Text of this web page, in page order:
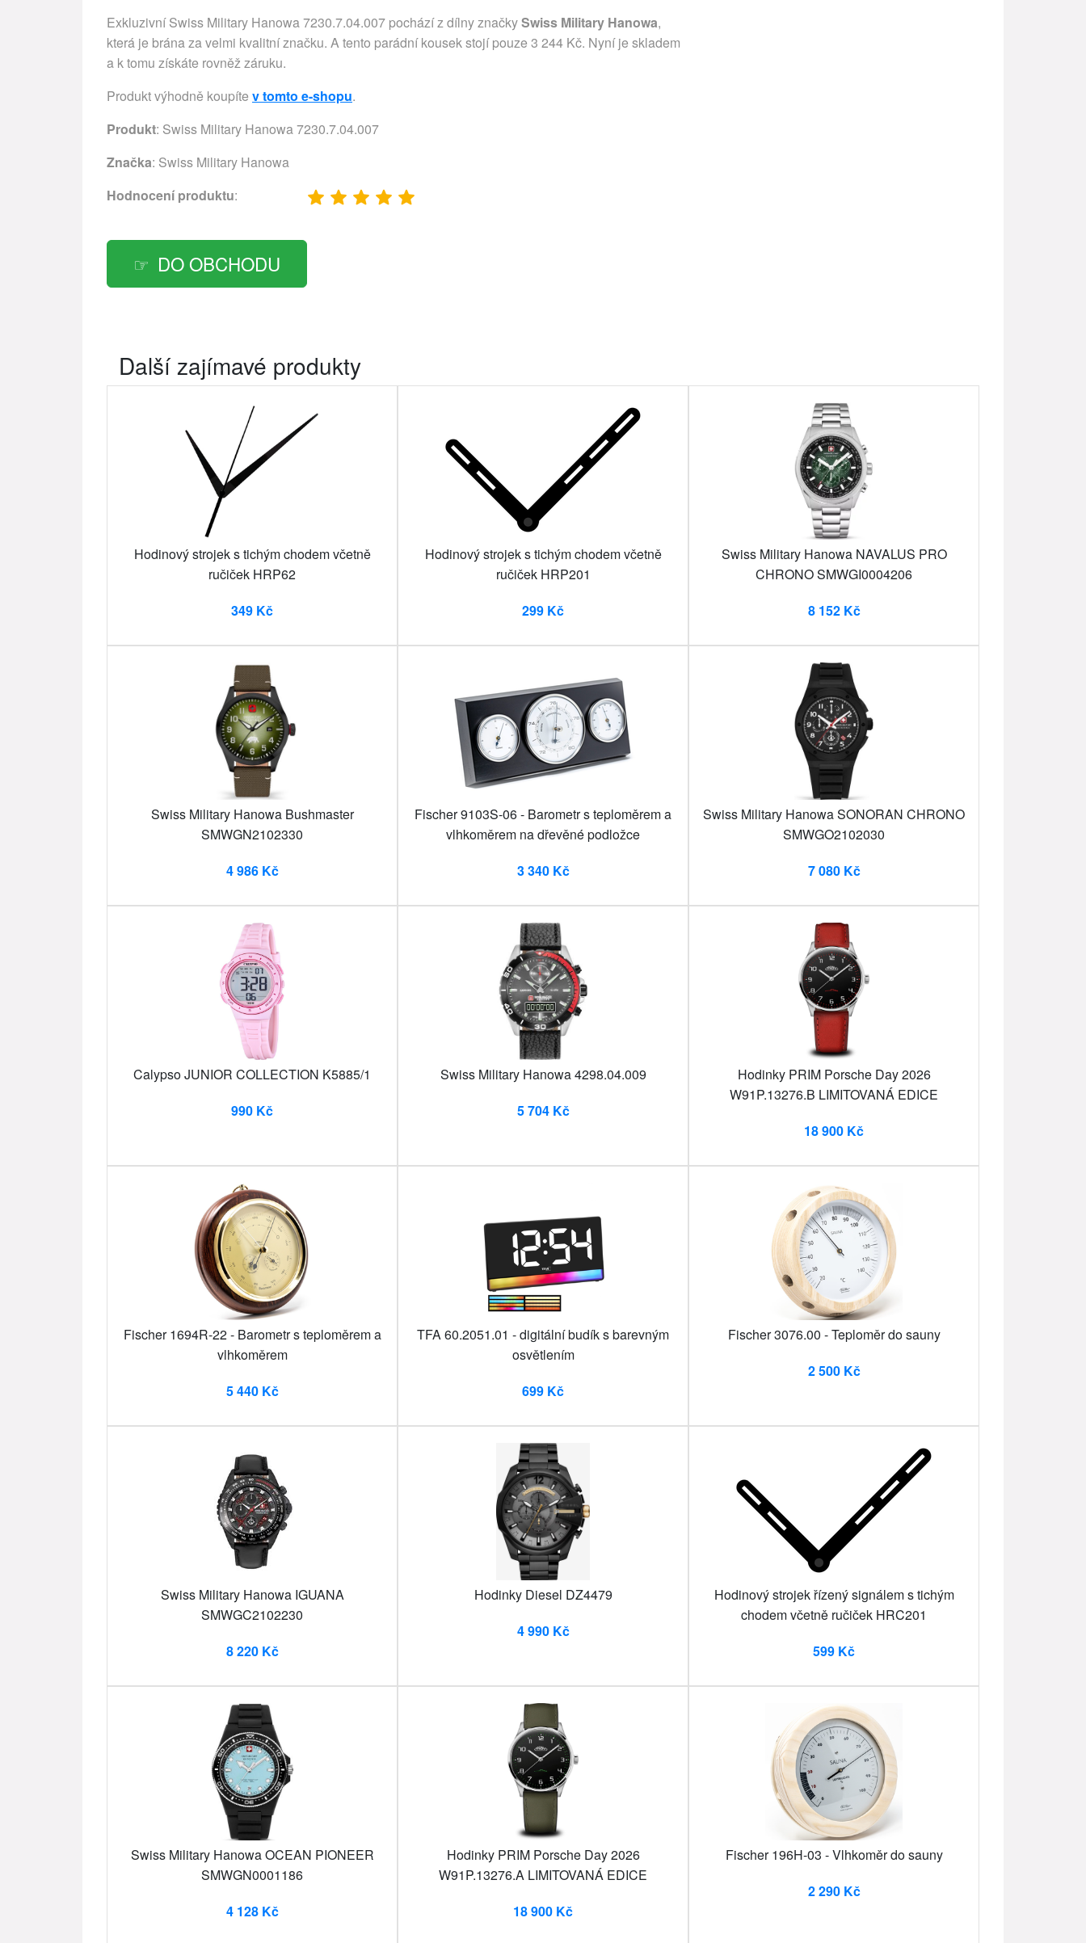
Exkluzivní Swiss Military Hanowa 7230.7.04.007 pochází z dílny značkySwiss Military Hanowa,
která je brána za velmi kvalitní značku. A tento parádní kousek stojí pouze 3 244 Kč. Nyní je skladem
a k tomu získáte rovněž záruku.
Produkt výhodně koupíte v tomto e-shopu.
Produkt: Swiss Military Hanowa 7230.7.04.007
Značka: Swiss Military Hanowa
Hodnocení produktu:
DO OBCHODU
Další zajímavé produkty
Hodinový strojek s tichým chodem včetně
ručiček HRP62
349 Kč
Hodinový strojek s tichým chodem včetně
ručiček HRP201
299 Kč
Swiss Military Hanowa NAVALUS PRO
CHRONO SMWGI0004206
8 152 Kč
Swiss Military Hanowa Bushmaster
SMWGN2102330
4 986 Kč
Fischer 9103S-06 - Barometr s teploměrem a
vlhkoměrem na dřevěné podložce
3 340 Kč
Swiss Military Hanowa SONORAN CHRONO
SMWGO2102030
7 080 Kč
Calypso JUNIOR COLLECTION K5885/1
990 Kč
Swiss Military Hanowa 4298.04.009
5 704 Kč
Hodinky PRIM Porsche Day 2026
W91P.13276.B LIMITOVANÁ EDICE
18 900 Kč
Fischer 1694R-22 - Barometr s teploměrem a
vlhkoměrem
5 440 Kč
TFA 60.2051.01 - digitální budík s barevným
osvětlením
699 Kč
Fischer 3076.00 - Teploměr do sauny
2 500 Kč
Swiss Military Hanowa IGUANA
SMWGC2102230
8 220 Kč
Hodinky Diesel DZ4479
4 990 Kč
Hodinový strojek řízený signálem s tichým
chodem včetně ručiček HRC201
599 Kč
Swiss Military Hanowa OCEAN PIONEER
SMWGN0001186
4 128 Kč
Hodinky PRIM Porsche Day 2026
W91P.13276.A LIMITOVANÁ EDICE
18 900 Kč
Fischer 196H-03 - Vlhkoměr do sauny
2 290 Kč